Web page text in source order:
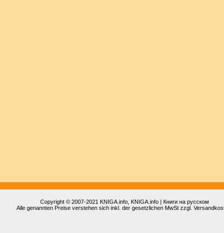
Copyright © 2007-2021 KNIGA.info , KNIGA.info | Книги на русском
Alle genannten Preise verstehen sich inkl. der gesetzlichen MwSt zzgl.